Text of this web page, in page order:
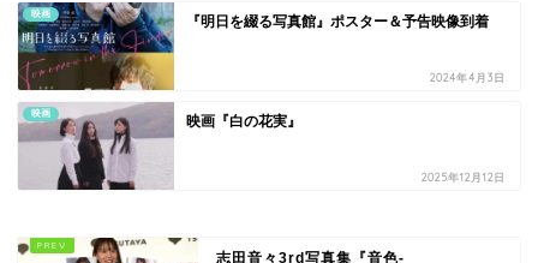
映画 『明日を綴る写真館』ポスター＆予告映像到着
2024年4月3日
映画 映画『白の花実』
2025年12月12日
志田音々3rd写真集『音色-